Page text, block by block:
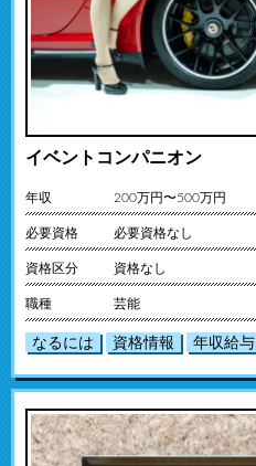
イベントコンパニオン
年収 200万円〜500万円
必要資格 必要資格なし
資格区分 資格なし
職種 芸能
なるには 資格情報 年収給与